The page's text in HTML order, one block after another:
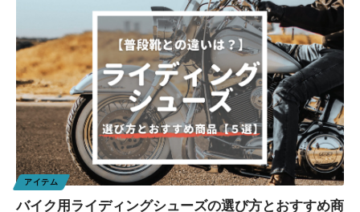
アイテム
バイク用ライディングシューズの選び方とおすすめ商